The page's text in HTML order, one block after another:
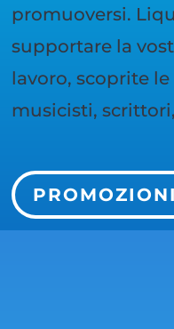
promuoversi.
supportare la
lavoro, scoprite
musicisti,
PROMOZIONI